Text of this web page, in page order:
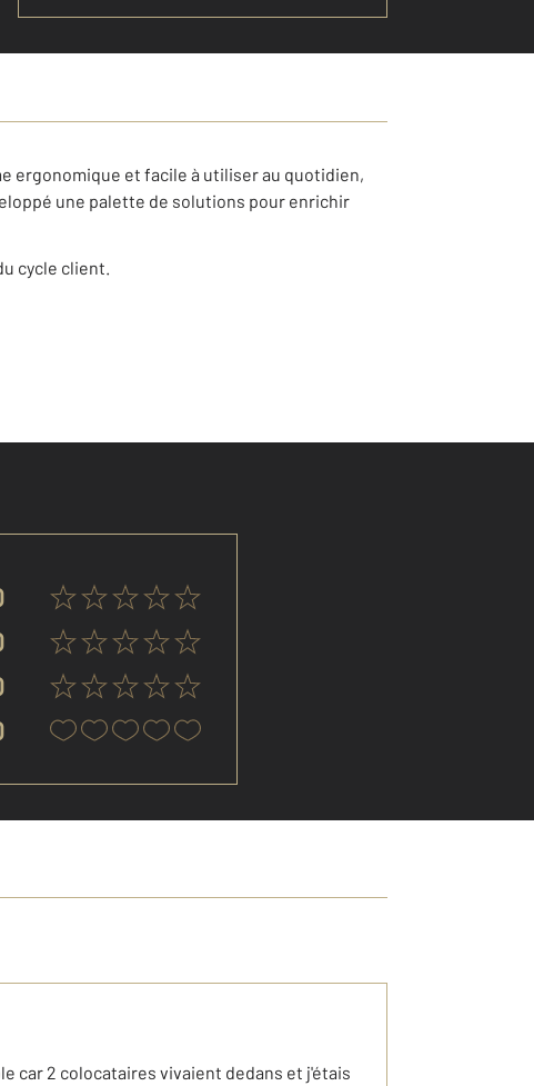
ergonomique et facile à utiliser au quotidien,
une palette de solutions pour enrichir
cycle client.
car 2 colocataires vivaient dedans et j'étais